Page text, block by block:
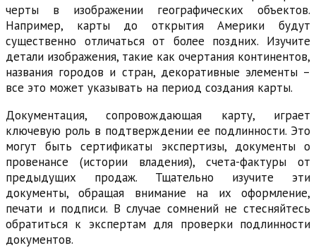
черты в изображении географических объектов.
Например, карты до открытия Америки будут
существенно отличаться от более поздних. Изучите
детали изображения, такие как очертания континентов,
названия городов и стран, декоративные элементы –
все это может указывать на период создания карты.
Документация, сопровождающая карту, играет
ключевую роль в подтверждении ее подлинности. Это
могут быть сертификаты экспертизы, документы о
провенансе (истории владения), счета-фактуры от
предыдущих продаж. Тщательно изучите эти
документы, обращая внимание на их оформление,
печати и подписи. В случае сомнений не стесняйтесь
обратиться к экспертам для проверки подлинности
документов.